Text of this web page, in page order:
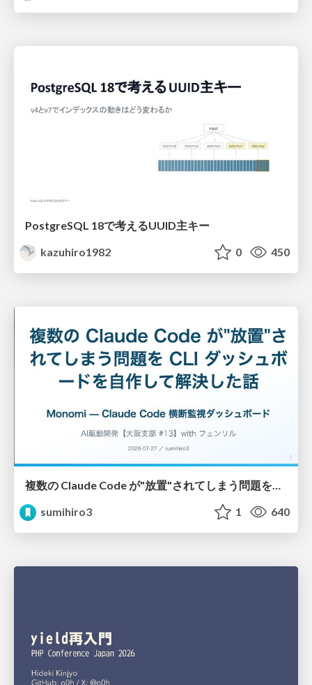
PostgreSQL 18で考えるUUID主キー
kazuhiro1982
0 450
複数の Claude Code が"放置"されてしまう問題をCLI ダッシュボードを自作して解決した話
sumihiro3
1 640